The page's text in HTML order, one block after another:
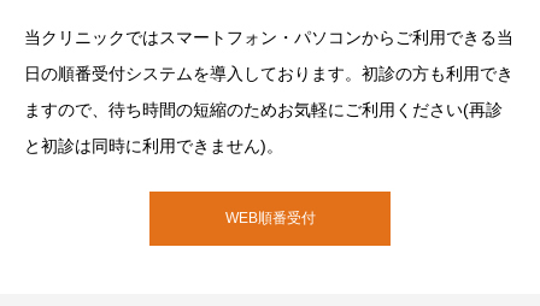
当クリニックではスマートフォン・パソコンからご利用できる当
日の順番受付システムを導入しております。初診の方も利用でき
ますので、待ち時間の短縮のためお気軽にご利用ください(再診
と初診は同時に利用できません)。
WEB順番受付